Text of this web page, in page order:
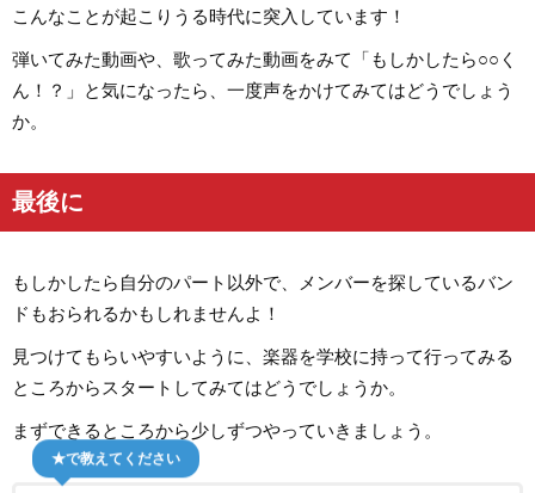
こんなことが起こりうる時代に突入しています！
弾いてみた動画や、歌ってみた動画をみて「もしかしたら○○く
ん！？」と気になったら、一度声をかけてみてはどうでしょう
か。
最後に
もしかしたら自分のパート以外で、メンバーを探しているバン
ドもおられるかもしれませんよ！
見つけてもらいやすいように、楽器を学校に持って行ってみる
ところからスタートしてみてはどうでしょうか。
まずできるところから少しずつやっていきましょう。
★で教えてください